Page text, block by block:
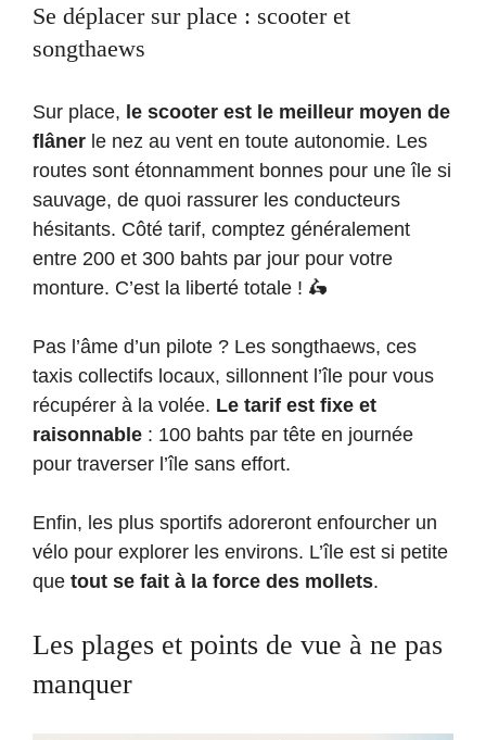
Se déplacer sur place : scooter et
songthaews
Sur place, le scooter est le meilleur moyen de
flâner le nez au vent en toute autonomie. Les
routes sont étonnamment bonnes pour une île si
sauvage, de quoi rassurer les conducteurs
hésitants. Côté tarif, comptez généralement
entre 200 et 300 bahts par jour pour votre
monture. C’est la liberté totale ! 🛵
Pas l’âme d’un pilote ? Les songthaews, ces
taxis collectifs locaux, sillonnent l’île pour vous
récupérer à la volée. Le tarif est fixe et
raisonnable : 100 bahts par tête en journée
pour traverser l’île sans effort.
Enfin, les plus sportifs adoreront enfourcher un
vélo pour explorer les environs. L’île est si petite
que tout se fait à la force des mollets.
Les plages et points de vue à ne pas
manquer